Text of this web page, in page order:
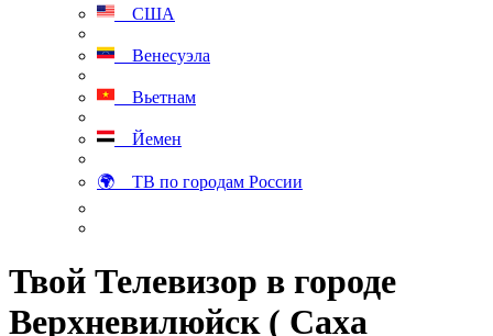
США
Венесуэла
Вьетнам
Йемен
🌍 ТВ по городам России
Твой Телевизор в городе
Верхневилюйск ( Саха